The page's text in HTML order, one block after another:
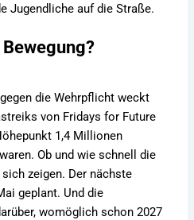
Jugendliche auf die Straße.
die Wehrpflicht weckt
von Fridays for Future
1,4 Millionen
Ob und wie schnell die
zeigen. Der nächste
geplant. Und die
womöglich schon 2027